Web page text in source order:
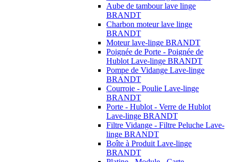
Aube de tambour lave linge
BRANDT
Charbon moteur lave linge
BRANDT
Moteur lave-linge BRANDT
Poignée de Porte - Poignée de
Hublot Lave-linge BRANDT
Pompe de Vidange Lave-linge
BRANDT
Courroie - Poulie Lave-linge
BRANDT
Porte - Hublot - Verre de Hublot
Lave-linge BRANDT
Filtre Vidange - Filtre Peluche Lave-
linge BRANDT
Boîte à Produit Lave-linge
BRANDT